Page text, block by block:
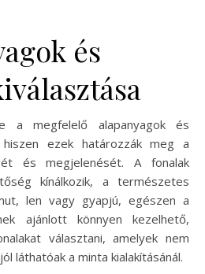
és
a megfelelő alapanyagok és
hiszen ezek határozzák meg a
és megjelenését. A fonalak
kínálkozik, a természetes
len vagy gyapjú, egészen a
ajánlott könnyen kezelhető,
választani, amelyek nem
láthatóak a minta kialakításánál.